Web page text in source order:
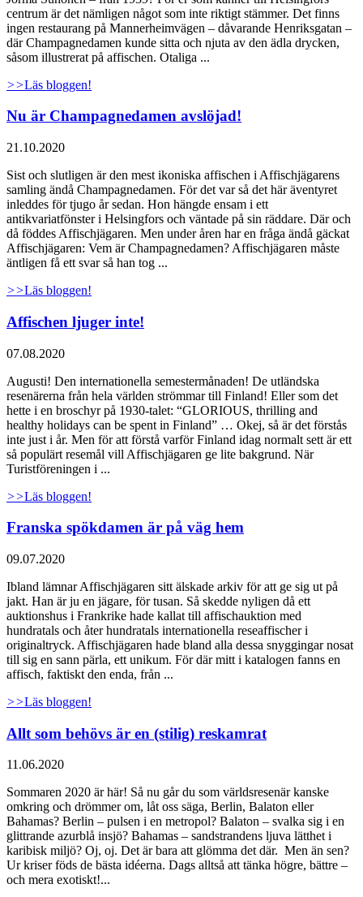
centrum är det nämligen något som inte riktigt stämmer. Det finns
ingen restaurang på Mannerheimvägen – dåvarande Henriksgatan –
där Champagnedamen kunde sitta och njuta av den ädla drycken,
såsom illustrerat på affischen. Otaliga ...
>>Läs bloggen!
Nu är Champagnedamen avslöjad!
21.10.2020
Sist och slutligen är den mest ikoniska affischen i Affischjägarens
samling ändå Champagnedamen. För det var så det här äventyret
inleddes för tjugo år sedan. Hon hängde ensam i ett
antikvariatfönster i Helsingfors och väntade på sin räddare. Där och
då föddes Affischjägaren. Men under åren har en fråga ändå gäckat
Affischjägaren: Vem är Champagnedamen? Affischjägaren måste
äntligen få ett svar så han tog ...
>>Läs bloggen!
Affischen ljuger inte!
07.08.2020
Augusti! Den internationella semestermånaden! De utländska
resenärerna från hela världen strömmar till Finland! Eller som det
hette i en broschyr på 1930-talet: “GLORIOUS, thrilling and
healthy holidays can be spent in Finland” … Okej, så är det förstås
inte just i år. Men för att förstå varför Finland idag normalt sett är ett
så populärt resemål vill Affischjägaren ge lite bakgrund. När
Turistföreningen i ...
>>Läs bloggen!
Franska spökdamen är på väg hem
09.07.2020
Ibland lämnar Affischjägaren sitt älskade arkiv för att ge sig ut på
jakt. Han är ju en jägare, för tusan. Så skedde nyligen då ett
auktionshus i Frankrike hade kallat till affischauktion med
hundratals och åter hundratals internationella reseaffischer i
originaltryck. Affischjägaren hade bland alla dessa snyggingar nosat
till sig en sann pärla, ett unikum. För där mitt i katalogen fanns en
affisch, faktiskt den enda, från ...
>>Läs bloggen!
Allt som behövs är en (stilig) reskamrat
11.06.2020
Sommaren 2020 är här! Så nu går du som världsresenär kanske
omkring och drömmer om, låt oss säga, Berlin, Balaton eller
Bahamas? Berlin – pulsen i en metropol? Balaton – svalka sig i en
glittrande azurblå insjö? Bahamas – sandstrandens ljuva lätthet i
karibisk miljö? Oj, oj. Det är bara att glömma det där. Men än sen?
Ur kriser föds de bästa idéerna. Dags alltså att tänka högre, bättre –
och mera exotiskt!...